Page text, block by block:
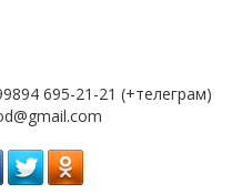
695-21-21 (+телеграм)